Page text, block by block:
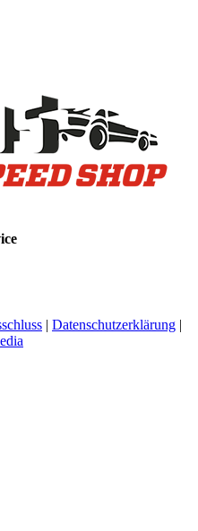
| Datenschutzerklärung |